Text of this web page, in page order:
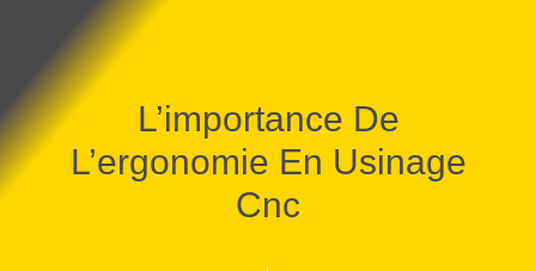
L’importance De
L’ergonomie En Usinage
Cnc